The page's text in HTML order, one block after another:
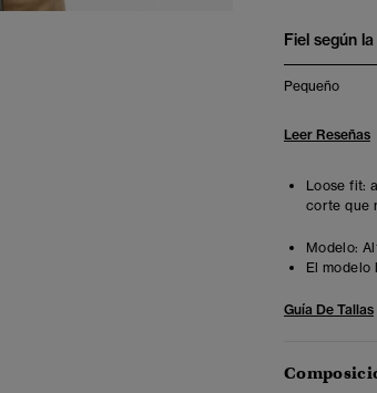
Fiel según
Pequeño
Leer Reseñas
Loose fit:
corte que
Modelo:
El modelo
Guía De Tallas